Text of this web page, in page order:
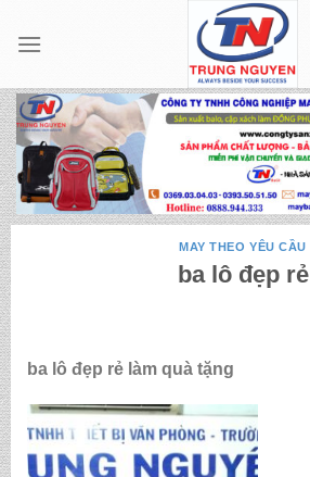
MAY THEO YÊU CẦU
ba lô đẹp rẻ
ba lô đẹp rẻ làm quà tặng